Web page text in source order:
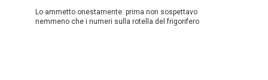
Lo ammetto onestamente: prima non sospettavo
nemmeno che i numeri sulla rotella del frigorifero